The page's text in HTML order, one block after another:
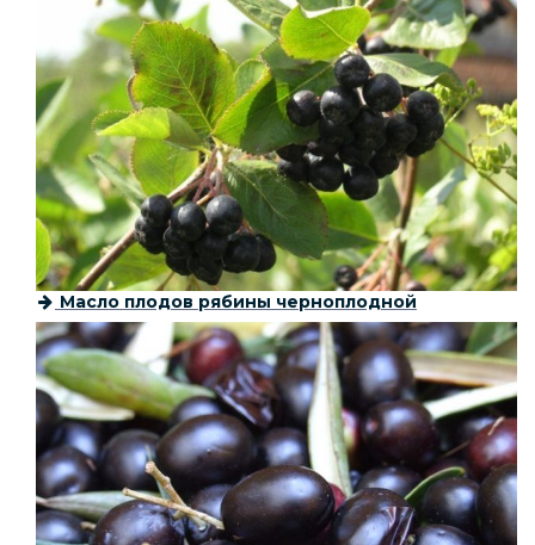
Масло плодов рябины черноплодной